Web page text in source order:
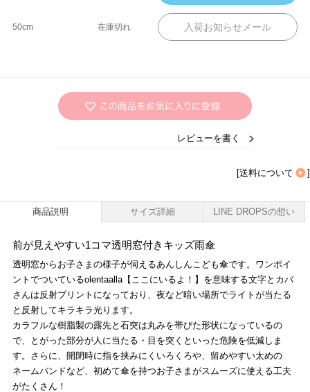
50cm 在庫切れ
レビューを書く
[送料について ]
商品説明 サイズ詳細 LINE DROPSの想い
前が見えやすい1コマ透明窓付きキッズ雨傘
透明窓からお子さまの様子が伺えるあんしんこども傘です。ワンポイ
ントでついているolentaalla【ここにいるよ！】を意味する文字とカバ
さんは反射プリントになっており、夜など暗い場所でライトが当たる
と反射してキラキラ光ります。
カラフルな樹脂製の露先と石突は丸みを帯びた形状になっているの
で、とがった部分が人に当たる・目を突くといった危険を低減しま
す。さらに、開閉時に指を挟みにくいろくろや、留めやすい太めの
ネームバンドなど、初めて傘を持つお子さまがスムーズに使える工夫
がたくさん！